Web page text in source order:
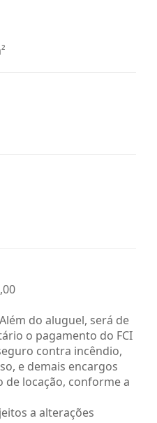
do aluguel, será de
o pagamento do FCI
contra incêndio,
e demais encargos
locação, conforme a
a alterações